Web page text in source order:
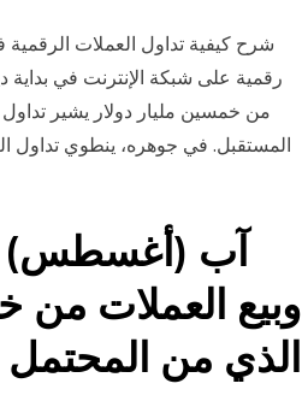
شرح كيفية تداول العملات
رقمية على شبكة الإنترنت في بداية
من خمسين مليار دولار يشير
المستقبل. في جوهره، ينطوي تداول
وبيع العملات من
الذي من